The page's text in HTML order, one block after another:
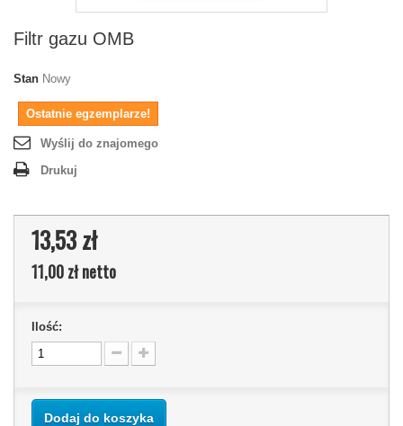
Filtr gazu OMB
Stan Nowy
Ostatnie egzemplarze!
Wyślij do znajomego
Drukuj
13,53 zł
11,00 złnetto
Ilość:
Dodaj do koszyka